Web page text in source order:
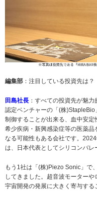
編集部 ：注目している投資先は？
田島社長 ：すべての投資先が魅
認定ベンチャーの「(株
制御することが出来る、血中安
希少疾病・新興感染症等の医薬
なる可能性もある会社です。
は、日本代表としてシリコンバレ
もう1社は「(株)Piezo Sonic」で
してきました。超音波モーターや
宇宙開発の発展に大きく寄与する